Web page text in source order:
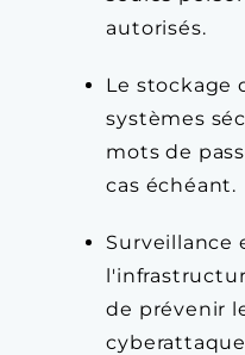
autorisés.
Le stockage
systèmes
mots de
cas échéant.
Surveillance
de prévenir